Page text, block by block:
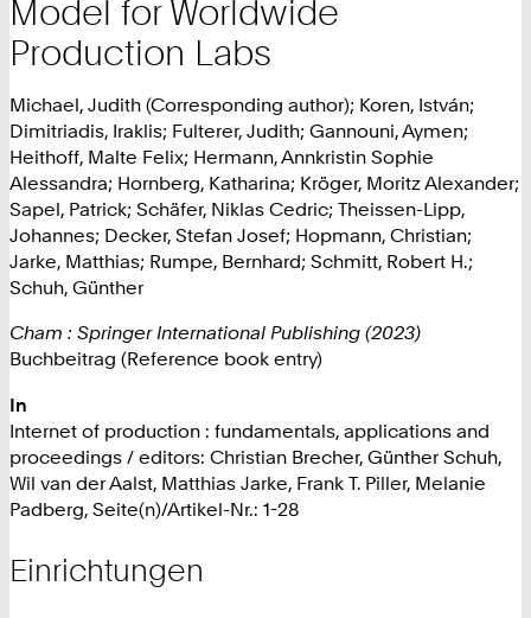
Model for Worldwide
Production Labs
Michael, Judith (Corresponding author); Koren, István;
Dimitriadis, Iraklis; Fulterer, Judith; Gannouni, Aymen;
Heithoff, Malte Felix; Hermann, Annkristin Sophie
Alessandra; Hornberg, Katharina; Kröger, Moritz Alexander;
Sapel, Patrick; Schäfer, Niklas Cedric; Theissen-Lipp,
Johannes; Decker, Stefan Josef; Hopmann, Christian;
Jarke, Matthias; Rumpe, Bernhard; Schmitt, Robert H.;
Schuh, Günther
Cham : Springer International Publishing (2023)
Buchbeitrag (Reference book entry)
In
Internet of production : fundamentals, applications and
proceedings / editors: Christian Brecher, Günther Schuh,
Wil van der Aalst, Matthias Jarke, Frank T. Piller, Melanie
Padberg, Seite(n)/Artikel-Nr.: 1-28
Einrichtungen